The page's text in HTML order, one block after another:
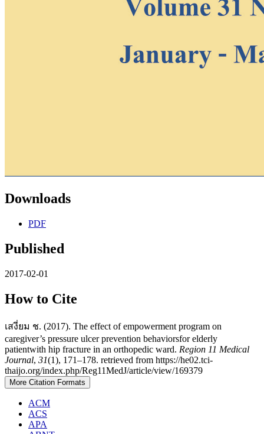
Downloads
PDF
Published
2017-02-01
How to Cite
เสงี่ยม ช. (2017). The effect of empowerment program on
caregiver’s pressure ulcer prevention behaviorsfor elderly
patientwith hip fracture in an orthopedic ward. Region 11 Medical
Journal, 31(1), 171–178. retrieved from https://he02.tci-
thaijo.org/index.php/Reg11MedJ/article/view/169379
More Citation Formats
ACM
ACS
APA